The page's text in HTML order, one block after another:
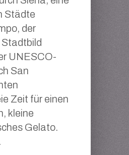
Städte
der
UNESCO-
San
Zeit für einen
kleine
Gelato.